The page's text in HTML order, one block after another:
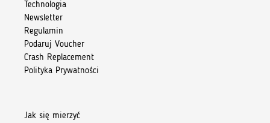
Technologia
Newsletter
Regulamin
Podaruj Voucher
Crash Replacement
Polityka Prywatności
Jak się mierzyć